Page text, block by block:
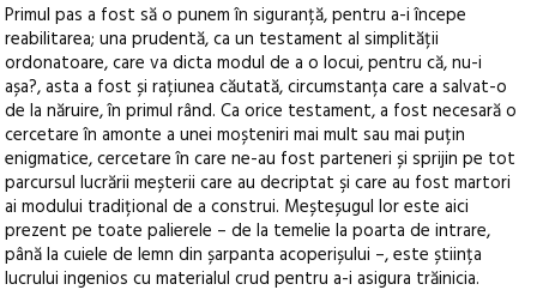
Primul pas a fost să o punem în siguranță, pentru a-i începe
reabilitarea; una prudentă, ca un testament al simplității
ordonatoare, care va dicta modul de a o locui, pentru că, nu-i
așa?, asta a fost și rațiunea căutată, circumstanța care a salvat-o
de la năruire, în primul rând. Ca orice testament, a fost necesară o
cercetare în amonte a unei moșteniri mai mult sau mai puțin
enigmatice, cercetare în care ne-au fost parteneri și sprijin pe tot
parcursul lucrării meșterii care au decriptat şi care au fost martori
ai modului tradițional de a construi. Meșteșugul lor este aici
prezent pe toate palierele – de la temelie la poarta de intrare,
până la cuiele de lemn din șarpanta acoperișului –, este știința
lucrului ingenios cu materialul crud pentru a-i asigura trăinicia.